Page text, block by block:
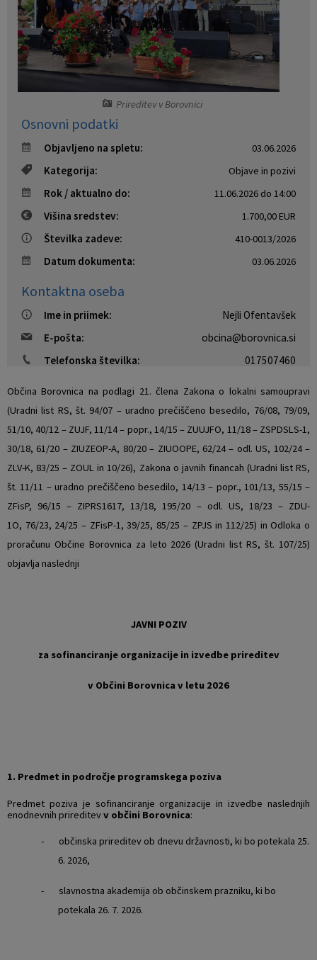
Prireditev v Borovnici
Osnovni podatki
Objavljeno na spletu: 03.06.2026
Kategorija: Objave in pozivi
Rok / aktualno do: 11.06.2026 do 14:00
Višina sredstev: 1.700,00 EUR
Številka zadeve: 410-0013/2026
Datum dokumenta: 03.06.2026
Kontaktna oseba
Ime in priimek:
Nejli Ofentavšek
E-pošta:
obcina@borovnica.si
Telefonska številka:
017507460
Občina Borovnica na podlagi 21. člena Zakona o lokalni samoupravi
(Uradni list RS, št. 94/07 – uradno prečiščeno besedilo, 76/08, 79/09,
51/10, 40/12 – ZUJF, 11/14 – popr., 14/15 – ZUUJFO, 11/18 – ZSPDSLS-1,
30/18, 61/20 – ZIUZEOP-A, 80/20 – ZIUOOPE, 62/24 – odl. US, 102/24 –
ZLV-K, 83/25 – ZOUL in 10/26), Zakona o javnih financah (Uradni list RS,
št. 11/11 – uradno prečiščeno besedilo, 14/13 – popr., 101/13, 55/15 –
ZFisP, 96/15 – ZIPRS1617, 13/18, 195/20 – odl. US, 18/23 – ZDU-
1O, 76/23, 24/25 – ZFisP-1, 39/25, 85/25 – ZPJS in 112/25) in Odloka o
proračunu Občine Borovnica za leto 2026 (Uradni list RS, št. 107/25)
objavlja naslednji
JAVNI POZIV
za sofinanciranje organizacije in izvedbe prireditev
v Občini Borovnica v letu 2026
1. Predmet in področje programskega poziva
Predmet poziva je sofinanciranje organizacije in izvedbe naslednjih
enodnevnih prireditevv občini Borovnica:
- občinska prireditev ob dnevu državnosti, ki bo potekala 25.
6. 2026,
- slavnostna akademija ob občinskem prazniku, ki bo
potekala 26. 7. 2026.
Vaški odbori
Naselja v občini
Organigram
Varstvo osebnih podatkov
Strateški dokumenti
Katalog informacij javnega značaja
Notranja prijava po Zakonu o zaščiti prijaviteljev
Prostorski akti občine
Predpisi in odloki
Občinski časopis
Proračun občine